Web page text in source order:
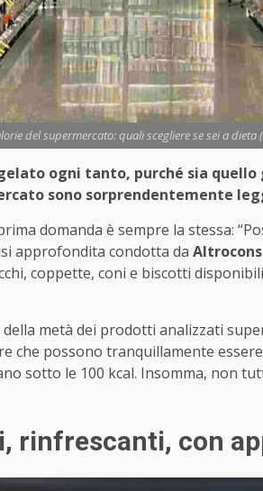
del supermercato: quali scegliere se sei a
ogni tanto, purché sia
sono sorprendentemente
domanda è sempre la stessa:
approfondita condotta da
coppette, coni e biscotti
metà dei prodotti analizzati
che possono tranquillamente
sotto le 100 kcal. Insomma, non
rinfrescanti, con